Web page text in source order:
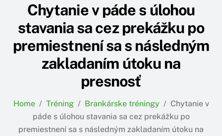
Chytanie v páde s úlohou
stavania sa cez prekážku po
premiestnení sa s následným
zakladaním útoku na
presnosť
Home / Tréning / Brankárske tréningy / Chytanie v
páde s úlohou stavania sa cez prekážku po
premiestnení sa s následným zakladaním útoku na